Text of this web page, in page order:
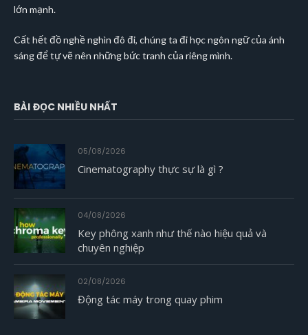
lớn mạnh.
Cất hết đồ nghề nghìn đô đi, chúng ta đi học ngôn ngữ của ánh
sáng để tự vẽ nên những bức tranh của riêng mình.
BÀI ĐỌC NHIỀU NHẤT
05/08/2026
Cinematography thực sự là gì ?
04/08/2026
Key phông xanh như thế nào hiệu quả và
chuyên nghiệp
02/08/2026
Động tác máy trong quay phim